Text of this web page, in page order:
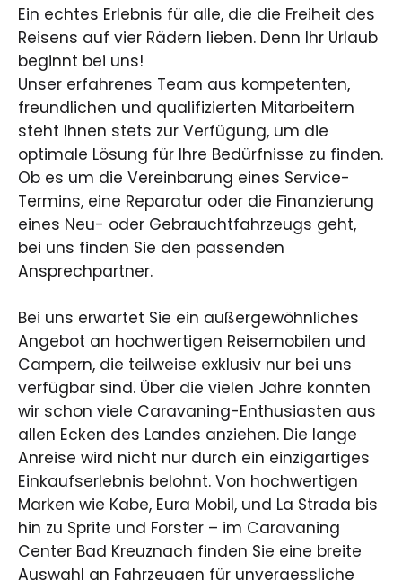
Ein echtes Erlebnis für alle, die die Freiheit des
Reisens auf vier Rädern lieben. Denn Ihr Urlaub
beginnt bei uns!
Unser erfahrenes Team aus kompetenten,
freundlichen und qualifizierten Mitarbeitern
steht Ihnen stets zur Verfügung, um die
optimale Lösung für Ihre Bedürfnisse zu finden.
Ob es um die Vereinbarung eines Service-
Termins, eine Reparatur oder die Finanzierung
eines Neu- oder Gebrauchtfahrzeugs geht,
bei uns finden Sie den passenden
Ansprechpartner.
Bei uns erwartet Sie ein außergewöhnliches
Angebot an hochwertigen Reisemobilen und
Campern, die teilweise exklusiv nur bei uns
verfügbar sind. Über die vielen Jahre konnten
wir schon viele Caravaning-Enthusiasten aus
allen Ecken des Landes anziehen. Die lange
Anreise wird nicht nur durch ein einzigartiges
Einkaufserlebnis belohnt. Von hochwertigen
Marken wie Kabe, Eura Mobil, und La Strada bis
hin zu Sprite und Forster – im Caravaning
Center Bad Kreuznach finden Sie eine breite
Auswahl an Fahrzeugen für unvergessliche